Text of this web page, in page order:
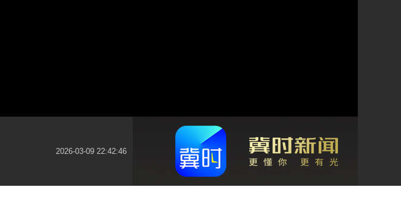
2026-03-09 22:42:46